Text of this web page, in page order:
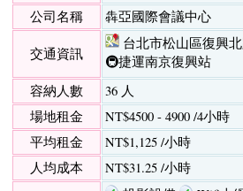
公司名稱
犇亞國際會議中心
交通資訊
台北市松山區復興
🚇捷運南京復興站
容納人數
36 人
場地租金
NT$4500 - 4900 /4小時
平均租金
NT$1,125 /小時
人均成本
NT$31.25 /小時